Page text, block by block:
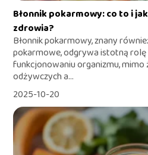
Błonnik pokarmowy: co to i
zdrowia?
Błonnik pokarmowy, znany
pokarmowe, odgrywa istotną
funkcjonowaniu organizmu,
odżywczych a...
2025-10-20